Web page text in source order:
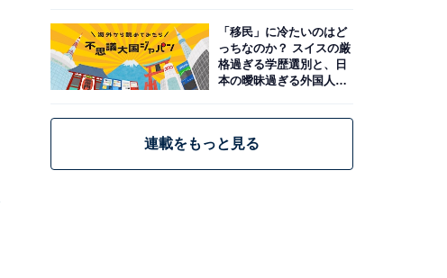
「移民」に冷たいのはど
っちなのか？ スイスの厳
格過ぎる学歴選別と、日
本の曖昧過ぎる外国人政
連載をもっと見る